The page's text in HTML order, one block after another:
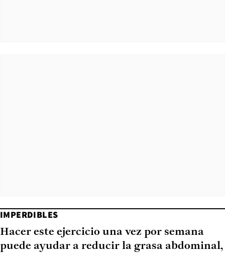
IMPERDIBLES
Hacer este ejercicio una vez por semana
puede ayudar a reducir la grasa abdominal,